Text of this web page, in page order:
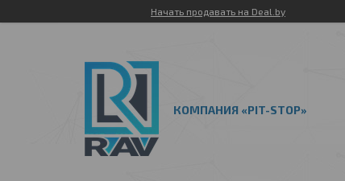
Начать продавать на Deal.by
КОМПАНИЯ «PIT-STOP»